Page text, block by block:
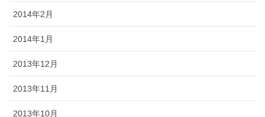
2014年2月
2014年1月
2013年12月
2013年11月
2013年10月